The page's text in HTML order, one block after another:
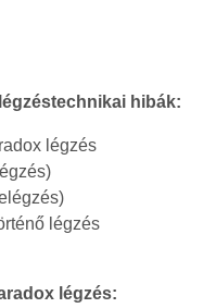
hibák:
légzés
légzés
légzés: